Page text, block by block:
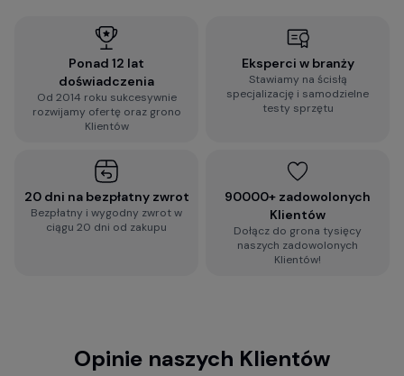
Wypełnij błyskawiczną ankietę i otrzymaj
spersonalizowaną rekomendację dopasowaną do
Twoich wymagań:
2-minutowa ankieta rekomendacji
wideorejestratora
Zobacz więcej porad dotyczących
wideorejestratorów, a także zestaw najczęściej
Ponad 12 lat
doświadczenia
Od 2014 roku sukcesywnie
rozwijamy ofertę oraz grono
Klientów
Eksperci w branży
Stawiamy na ścisłą
specjalizację i samodzielne
testy sprzętu
20 dni na bezpłatny zwrot
Bezpłatny i wygodny zwrot w
ciągu 20 dni od zakupu
90000+ zadowolonych
Klientów
Dołącz do grona tysięcy
naszych zadowolonych
Klientów!
Opinie naszych Klientów